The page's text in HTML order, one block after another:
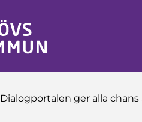
Dialogportalen ger alla